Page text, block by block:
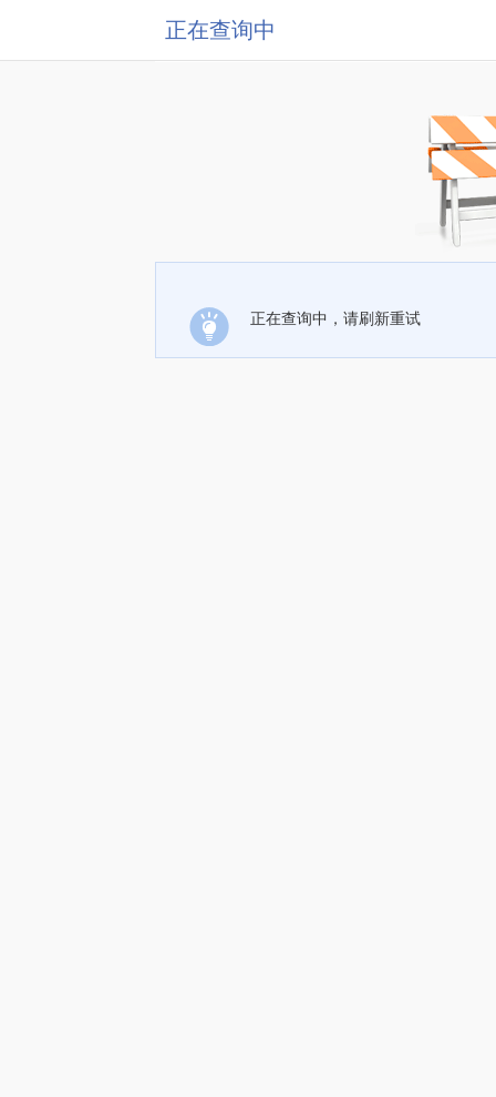
正在查询中
正在查询中，请刷新重试